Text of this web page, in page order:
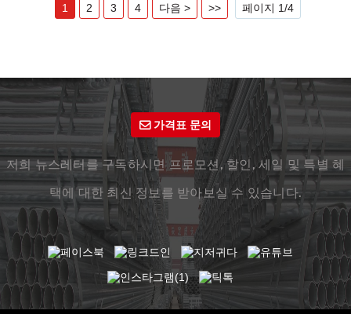
1 2 3 4 다음 > >> 페이지 1/4
가격표 문의
저희 뉴스레터를 구독하시면 프로모션, 할인, 세일 ​​및 특별 혜
택에 대한 최신 정보를 받아보실 수 있습니다.